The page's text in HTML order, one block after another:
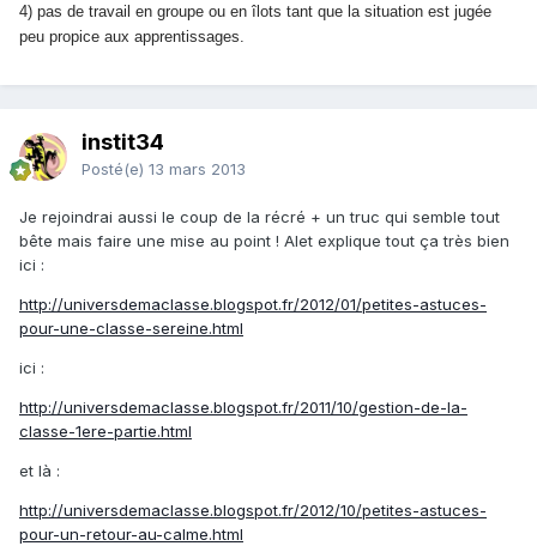
4) pas de travail en groupe ou en îlots tant que la situation est jugée
peu propice aux apprentissages.
instit34
Posté(e) 13 mars 2013
Je rejoindrai aussi le coup de la récré + un truc qui semble tout
bête mais faire une mise au point ! Alet explique tout ça très bien
ici :
http://universdemaclasse.blogspot.fr/2012/01/petites-astuces-
pour-une-classe-sereine.html
ici :
http://universdemaclasse.blogspot.fr/2011/10/gestion-de-la-
classe-1ere-partie.html
et là :
http://universdemaclasse.blogspot.fr/2012/10/petites-astuces-
pour-un-retour-au-calme.html